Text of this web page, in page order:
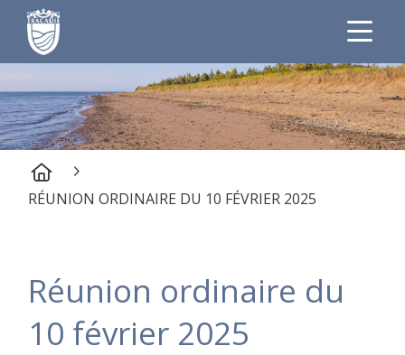
RÉUNION ORDINAIRE DU 10 FÉVRIER 2025
Réunion ordinaire du
10 février 2025